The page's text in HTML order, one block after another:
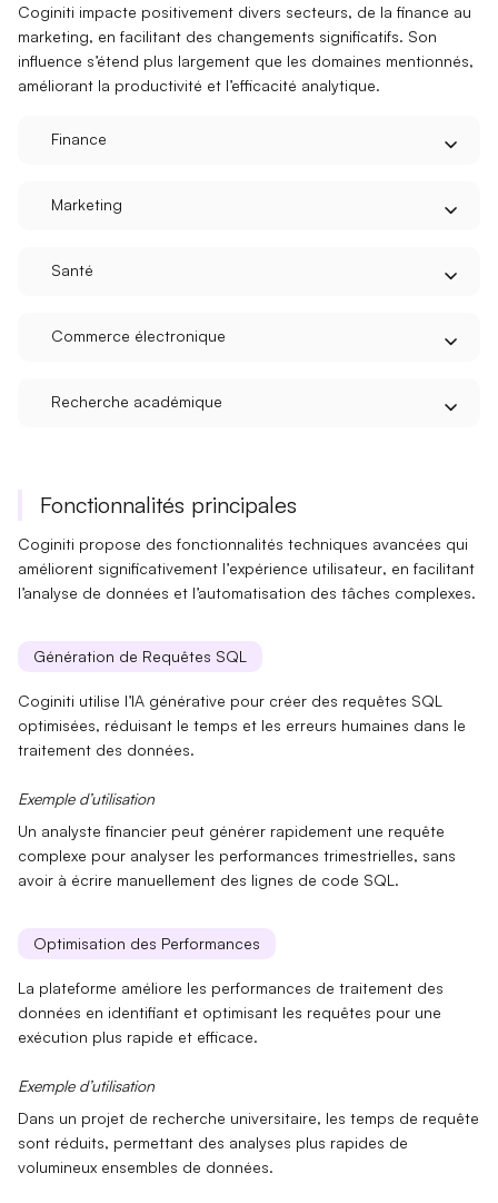
Coginiti impacte positivement divers secteurs, de la finance au
marketing, en facilitant des changements significatifs. Son
influence s’étend plus largement que les domaines mentionnés,
améliorant la productivité et l’efficacité analytique.
Finance
Marketing
Santé
Commerce électronique
Recherche académique
Fonctionnalités principales
Coginiti propose des fonctionnalités techniques avancées qui
améliorent significativement l’expérience utilisateur, en facilitant
l’analyse de données et l’automatisation des tâches complexes.
Génération de Requêtes SQL
Coginiti utilise l’IA générative pour créer des requêtes SQL
optimisées, réduisant le temps et les erreurs humaines dans le
traitement des données.
Exemple d’utilisation
Un analyste financier peut générer rapidement une requête
complexe pour analyser les performances trimestrielles, sans
avoir à écrire manuellement des lignes de code SQL.
Optimisation des Performances
La plateforme améliore les performances de traitement des
données en identifiant et optimisant les requêtes pour une
exécution plus rapide et efficace.
Exemple d’utilisation
Dans un projet de recherche universitaire, lestemps de requête
sont réduits, permettant des analyses plus rapides de
volumineux ensembles de données.